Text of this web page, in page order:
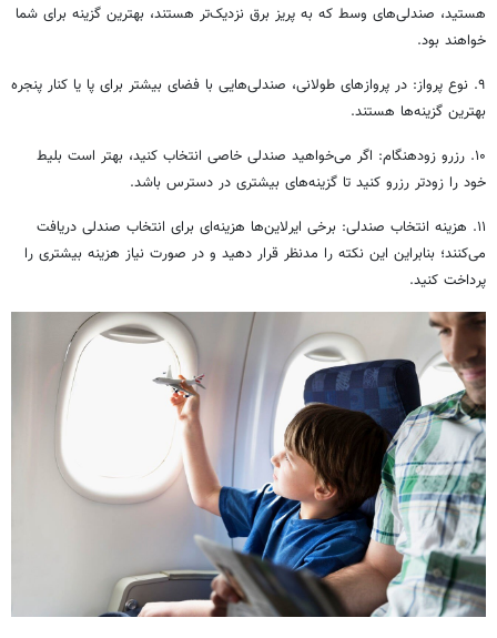
هستید، صندلی‌های وسط که به پریز برق نزدیک‌تر هستند، بهترین گزینه برای شما
خواهند بود.
۹. نوع پرواز: در پروازهای طولانی، صندلی‌هایی با فضای بیشتر برای پا یا کنار پنجره
بهترین گزینه‌ها هستند.
۱۰. رزرو زودهنگام: اگر می‌خواهید صندلی خاصی انتخاب کنید، بهتر است بلیط
خود را زودتر رزرو کنید تا گزینه‌های بیشتری در دسترس باشد.
۱۱. هزینه انتخاب صندلی: برخی ایرلاین‌ها هزینه‌ای برای انتخاب صندلی دریافت
می‌کنند؛ بنابراین این نکته را مدنظر قرار دهید و در صورت نیاز هزینه بیشتری را
پرداخت کنید.